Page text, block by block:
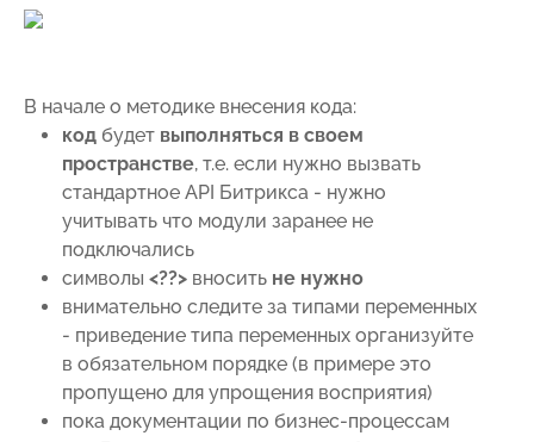
В начале о методике внесения кода:
код будет выполняться в своем
пространстве, т.е. если нужно вызвать
стандартное API Битрикса - нужно
учитывать что модули заранее не
подключались
символы <??> вносить не нужно
внимательно следите за типами переменных
- приведение типа переменных организуйте
в обязательном порядке (в примере это
пропущено для упрощения восприятия)
пока документации по бизнес-процессам